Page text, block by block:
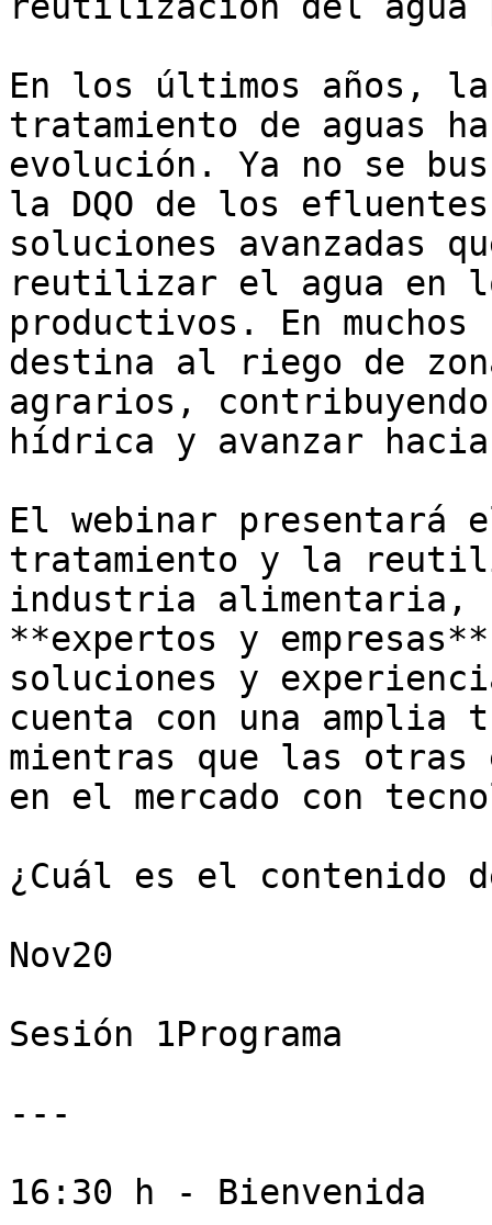
En los últimos años,
tratamiento de aguas
evolución. Ya no se
la DQO de los
soluciones avanzadas
reutilizar el agua en
productivos. En
destina al riego de
agrarios,
hídrica y avanzar
El webinar
tratamiento y la
industria alimentaria,
**expertos y
soluciones y
cuenta con una
mientras que las otras
en el mercado con
¿Cuál es el contenido
Nov20
Sesión 1Programa
---
16:30 h - Bienvenida